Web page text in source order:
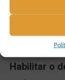
que estar
cada vez
de nuestra
Habilitar o